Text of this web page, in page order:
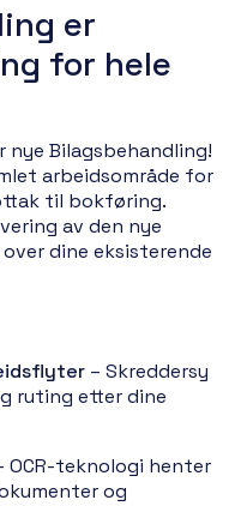
er
for hele
nye Bilagsbehandling!
arbeidsområde for
til bokføring.
av den nye
dine eksisterende
– Skreddersy
ruting etter dine
OCR-teknologi henter
og